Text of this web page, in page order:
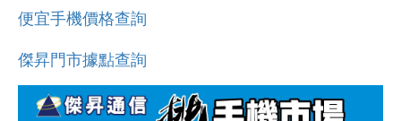
便宜手機價格查詢
傑昇門市據點查詢